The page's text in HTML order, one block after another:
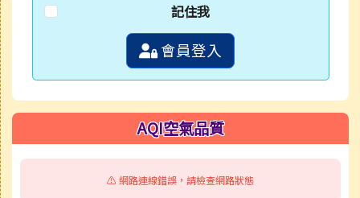
記住我
會員登入
AQI空氣品質
⚠️ 網路連線錯誤，請檢查網路狀態